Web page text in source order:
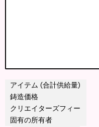
アイテム (合計供給量)
鋳造価格
クリエイターズフィー
固有の所有者